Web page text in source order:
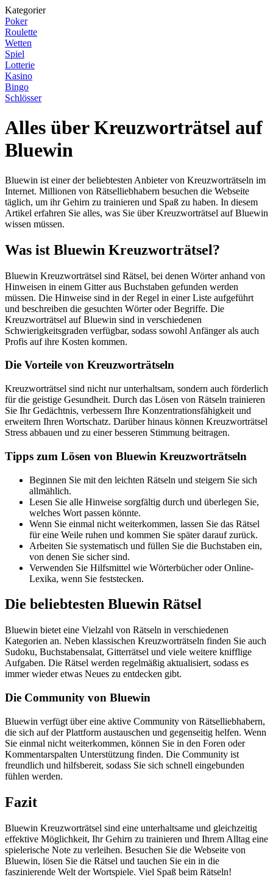
Kategorier
Poker
Roulette
Wetten
Spiel
Lotterie
Kasino
Bingo
Schlösser
Alles über Kreuzworträtsel auf
Bluewin
Bluewin ist einer der beliebtesten Anbieter von Kreuzworträtseln im
Internet. Millionen von Rätselliebhabern besuchen die Webseite
täglich, um ihr Gehirn zu trainieren und Spaß zu haben. In diesem
Artikel erfahren Sie alles, was Sie über Kreuzworträtsel auf Bluewin
wissen müssen.
Was ist Bluewin Kreuzworträtsel?
Bluewin Kreuzworträtsel sind Rätsel, bei denen Wörter anhand von
Hinweisen in einem Gitter aus Buchstaben gefunden werden
müssen. Die Hinweise sind in der Regel in einer Liste aufgeführt
und beschreiben die gesuchten Wörter oder Begriffe. Die
Kreuzworträtsel auf Bluewin sind in verschiedenen
Schwierigkeitsgraden verfügbar, sodass sowohl Anfänger als auch
Profis auf ihre Kosten kommen.
Die Vorteile von Kreuzworträtseln
Kreuzworträtsel sind nicht nur unterhaltsam, sondern auch förderlich
für die geistige Gesundheit. Durch das Lösen von Rätseln trainieren
Sie Ihr Gedächtnis, verbessern Ihre Konzentrationsfähigkeit und
erweitern Ihren Wortschatz. Darüber hinaus können Kreuzworträtsel
Stress abbauen und zu einer besseren Stimmung beitragen.
Tipps zum Lösen von Bluewin Kreuzworträtseln
Beginnen Sie mit den leichten Rätseln und steigern Sie sich
allmählich.
Lesen Sie alle Hinweise sorgfältig durch und überlegen Sie,
welches Wort passen könnte.
Wenn Sie einmal nicht weiterkommen, lassen Sie das Rätsel
für eine Weile ruhen und kommen Sie später darauf zurück.
Arbeiten Sie systematisch und füllen Sie die Buchstaben ein,
von denen Sie sicher sind.
Verwenden Sie Hilfsmittel wie Wörterbücher oder Online-
Lexika, wenn Sie feststecken.
Die beliebtesten Bluewin Rätsel
Bluewin bietet eine Vielzahl von Rätseln in verschiedenen
Kategorien an. Neben klassischen Kreuzworträtseln finden Sie auch
Sudoku, Buchstabensalat, Gitterrätsel und viele weitere knifflige
Aufgaben. Die Rätsel werden regelmäßig aktualisiert, sodass es
immer wieder etwas Neues zu entdecken gibt.
Die Community von Bluewin
Bluewin verfügt über eine aktive Community von Rätselliebhabern,
die sich auf der Plattform austauschen und gegenseitig helfen. Wenn
Sie einmal nicht weiterkommen, können Sie in den Foren oder
Kommentarspalten Unterstützung finden. Die Community ist
freundlich und hilfsbereit, sodass Sie sich schnell eingebunden
fühlen werden.
Fazit
Bluewin Kreuzworträtsel sind eine unterhaltsame und gleichzeitig
effektive Möglichkeit, Ihr Gehirn zu trainieren und Ihrem Alltag eine
spielerische Note zu verleihen. Besuchen Sie die Webseite von
Bluewin, lösen Sie die Rätsel und tauchen Sie ein in die
faszinierende Welt der Wortspiele. Viel Spaß beim Rätseln!